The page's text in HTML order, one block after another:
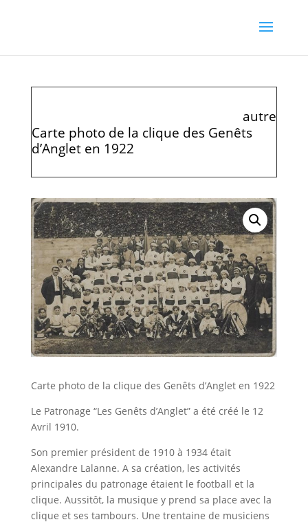
autre
Carte photo de la clique des Genêts
d’Anglet en 1922
Carte photo de la clique des Genêts d’Anglet en 1922
Le Patronage “Les Genêts d’Anglet” a été créé le 12
Avril 1910.
Son premier président de 1910 à 1934 était
Alexandre Lalanne. A sa création, les activités
principales du patronage étaient le football et la
clique. Aussitôt, la musique y prend sa place avec la
clique et ses tambours. Une trentaine de musiciens